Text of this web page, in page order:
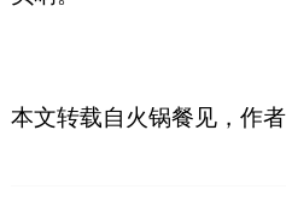
本文转载自火锅餐见，作